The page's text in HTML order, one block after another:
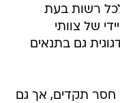
רשות בעת
של צוותי
גם בתנאים
חסר תקדים, אך גם